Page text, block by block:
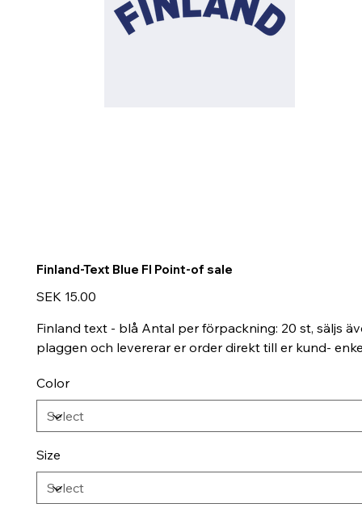
Finland-Text Blue FI Point-of sale
Price
SEK 15.00
Finland text - blå Antal per förpackning: 20 st, säljs
plaggen och levererar er order direkt till er kund-
Color
Size